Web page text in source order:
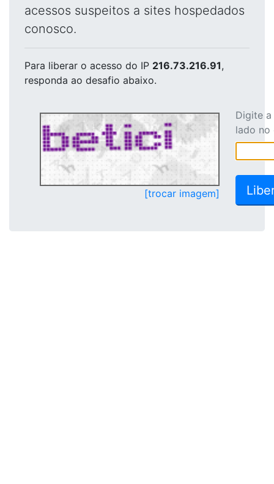
acessos suspeitos a sites hospedados
conosco.
Para liberar o acesso do IP 216.73.216.91,
responda ao desafio abaixo.
[trocar imagem]
Digite
lado no